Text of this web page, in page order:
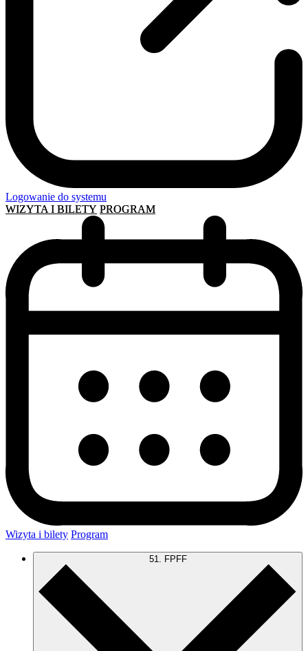
Logowanie do systemu
WIZYTA I BILETY PROGRAM
Wizyta i bilety Program
51. FPFF